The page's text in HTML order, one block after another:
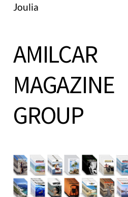
Joulia
AMILCAR
MAGAZINE
GROUP